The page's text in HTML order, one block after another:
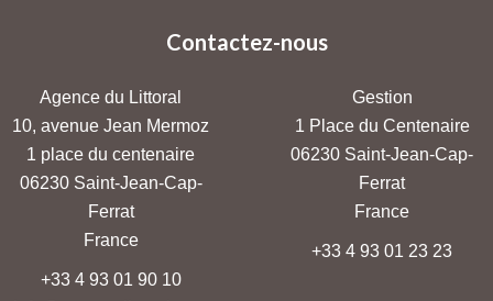
Contactez-nous
Agence du Littoral
10, avenue Jean Mermoz
1 place du centenaire
06230Saint-Jean-Cap-
Ferrat
France
+33 4 93 01 90 10
Gestion
1 Place du Centenaire
06230 Saint-Jean-Cap-
Ferrat
France
+33 4 93 01 23 23